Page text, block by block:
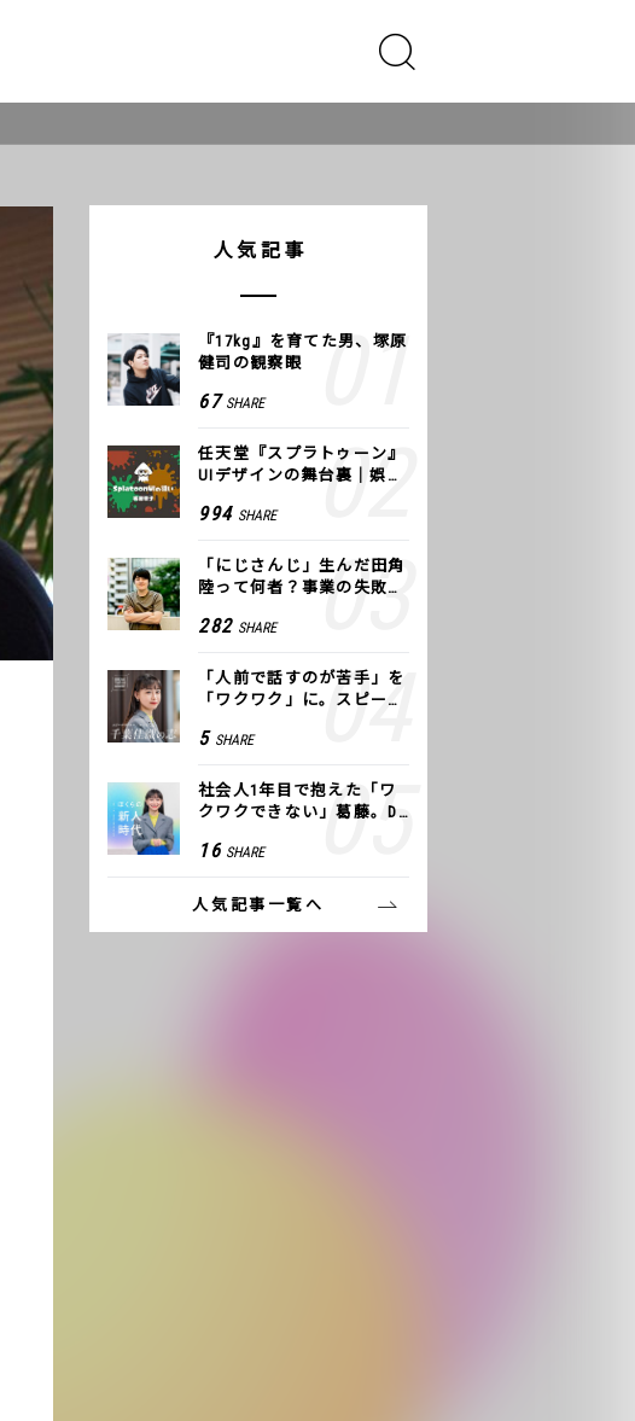
人気記事
『17kg』を育てた男、塚原
健司の観察眼
67 SHARE
任天堂『スプラトゥーン』
UIデザインの舞台裏｜娯楽
994 SHARE
「にじさんじ」生んだ田角
陸って何者？事業の失敗
COLOR
282 SHARE
「人前で話すのが苦手」を
「ワクワク」に。スピーチ
方トレーニング」に込めた
5 SHARE
社会人1年目で抱えた「ワ
クワクできない」葛藤。De
つけた、私の生きる道
16 SHARE
人気記事一覧へ